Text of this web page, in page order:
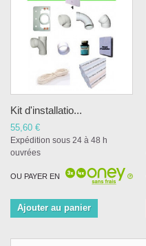
Kit d'installatio...
55,60 €
Expédition sous 24 à 48 h
ouvrées
OU PAYER EN
Ajouter au panier